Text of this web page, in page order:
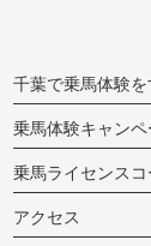
千葉で乗馬体験
乗馬体験キャンペ
乗馬ライセンスコ
アクセス